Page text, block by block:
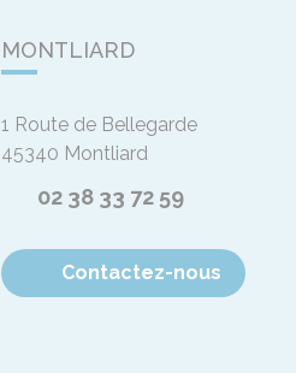
MONTLIARD
1 Route de Bellegarde
45340 Montliard
02 38 33 72 59
Contactez-nous